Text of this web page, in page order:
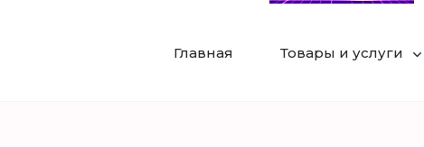
Главная Товары и услуги